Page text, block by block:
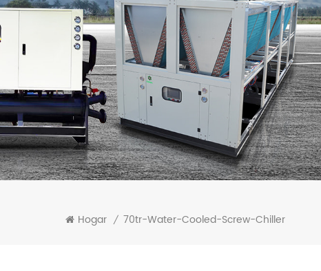
Hogar / 70tr-Water-Cooled-Screw-Chiller